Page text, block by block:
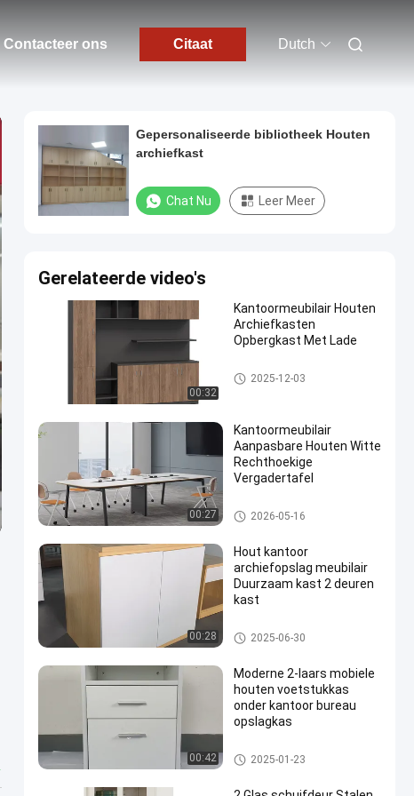
Contacteer ons Citaat Dutch
Gepersonaliseerde bibliotheek Houten
archiefkast
Chat Nu Leer Meer
Gerelateerde video's
00:32
Kantoormeubilair Houten
Archiefkasten
Opbergkast Met Lade
Kantoor houten archiefkasten
2025-12-03
00:27
Kantoormeubilair
Aanpasbare Houten Witte
Rechthoekige
Vergadertafel
de lijst van de bureauconferent
ie
2026-05-16
00:28
Hout kantoor
archiefopslag meubilair
Duurzaam kast 2 deuren
kast
Kantoor houten archiefkasten
2025-06-30
00:42
Moderne 2-laars mobiele
houten voetstukkas
onder kantoor bureau
opslagkas
Kantoor houten archiefkasten
2025-01-23